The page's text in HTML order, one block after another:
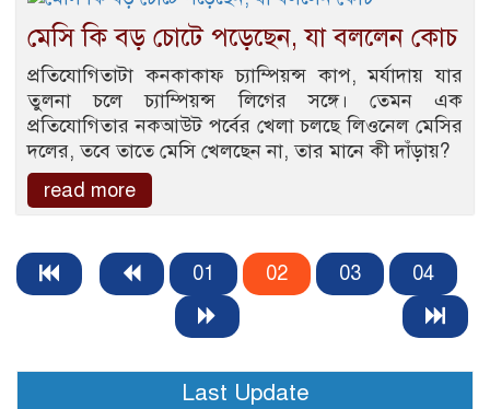
মেসি কি বড় চোটে পড়েছেন, যা বললেন কোচ
প্রতিযোগিতাটা কনকাকাফ চ্যাম্পিয়ন্স কাপ, মর্যাদায় যার
তুলনা চলে চ্যাম্পিয়ন্স লিগের সঙ্গে। তেমন এক
প্রতিযোগিতার নকআউট পর্বের খেলা চলছে লিওনেল মেসির
দলের, তবে তাতে মেসি খেলছেন না, তার মানে কী দাঁড়ায়?
read more
01 02 03 04
Last Update